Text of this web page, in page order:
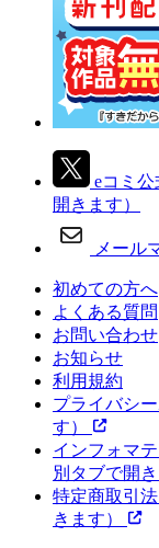
eコミ
開きます）
メール
初めての方へ
よくある質問
お問い合わせ
お知らせ
利用規約
プライバシ
す）
インフォマ
別タブで開き
特定商取引
きます）